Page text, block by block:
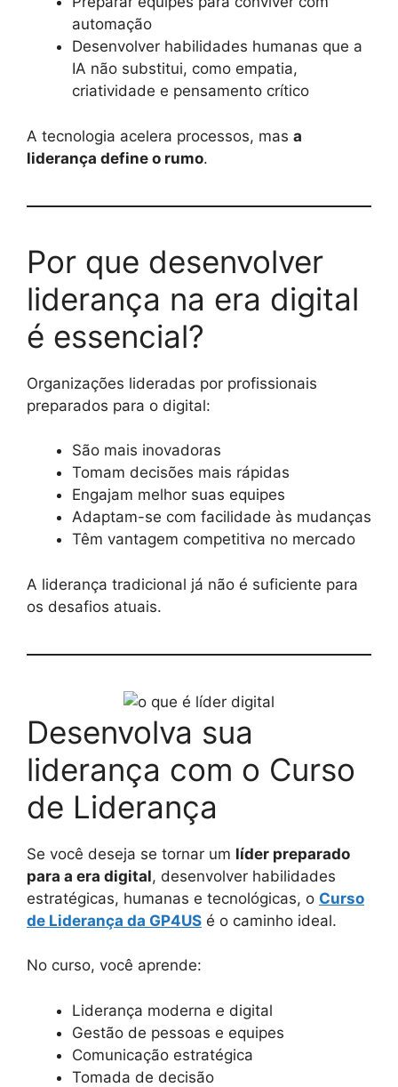
automação
Desenvolver habilidades humanas que a
IA não substitui, como empatia,
criatividade e pensamento crítico
A tecnologia acelera processos, mas a
liderança define o rumo.
Por que desenvolver
liderança na era digital
é essencial?
Organizações lideradas por profissionais
preparados para o digital:
São mais inovadoras
Tomam decisões mais rápidas
Engajam melhor suas equipes
Adaptam-se com facilidade às mudanças
Têm vantagem competitiva no mercado
A liderança tradicional já não é suficiente para
os desafios atuais.
Desenvolva sua
liderança com o Curso
de Liderança
Se você deseja se tornar um líder preparado
para a era digital, desenvolver habilidades
estratégicas, humanas e tecnológicas, o Curso
de Liderança da GP4US é o caminho ideal.
No curso, você aprende:
Liderança moderna e digital
Gestão de pessoas e equipes
Comunicação estratégica
Tomada de decisão